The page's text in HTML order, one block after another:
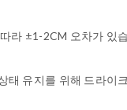
라 ±1-2CM 오차가 있
태 유지를 위해 드라이